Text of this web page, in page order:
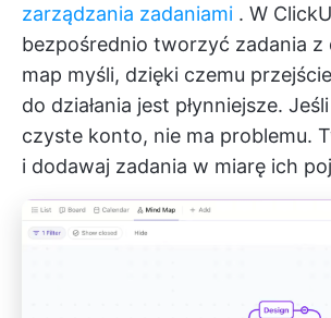
zarządzania zadaniami . W
bezpośrednio tworzyć zadania z
map myśli, dzięki czemu
do działania jest płynniejsze.
czyste konto, nie ma problemu.
i dodawaj zadania w miarę ich